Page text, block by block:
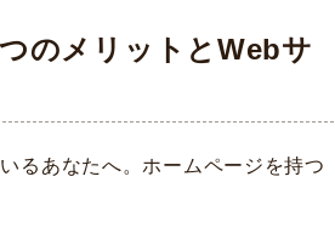
のメリットとWebサ
るあなたへ。ホームページを持つ